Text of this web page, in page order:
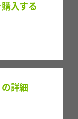
入する
詳細